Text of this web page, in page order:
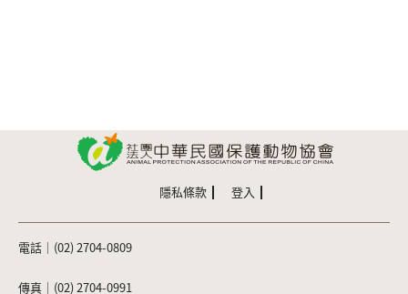
隱私條款 登入
電話｜(02) 2704-0809
傳真｜(02) 2704-0991